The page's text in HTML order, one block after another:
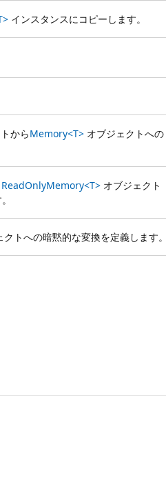
インスタンスにコピーします。
からMemory<T> オブジェクトへの
ReadOnlyMemory<T> オブジェクト
クトへの暗黙的な変換を定義します。